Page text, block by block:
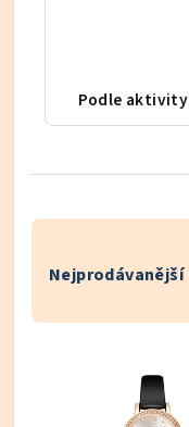
Podle aktivity
a
z
Nejprodávanější